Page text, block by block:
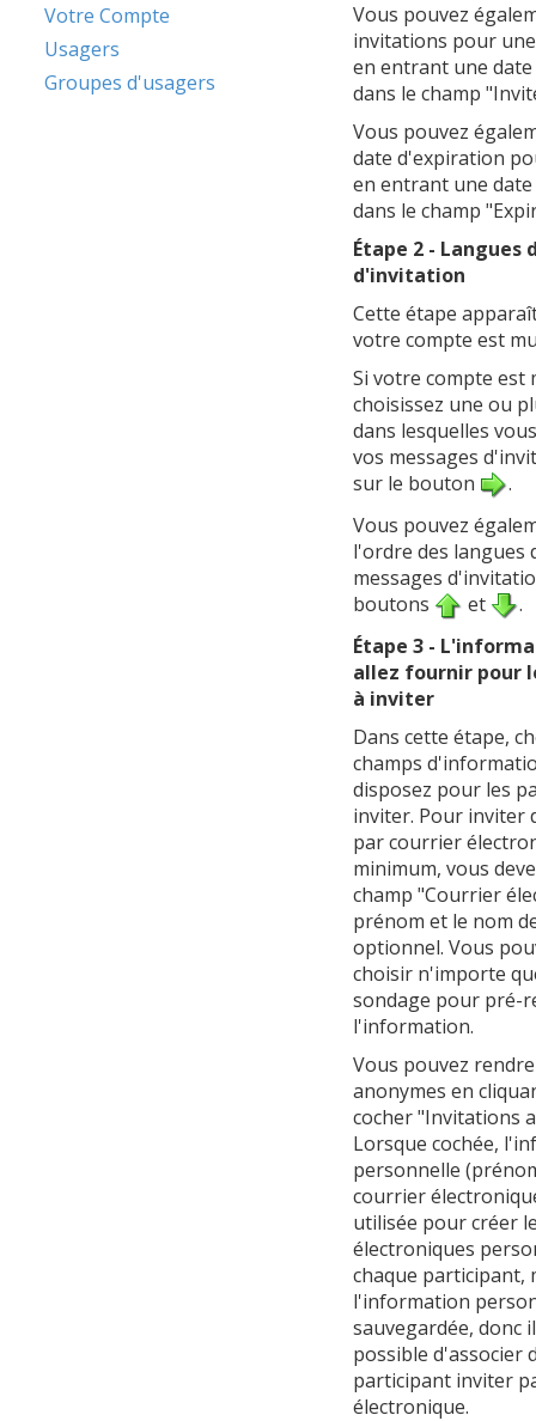
Votre Compte
Usagers
Groupes d'usagers
Vous pouvez
invitations pour
en entrant une
dans le champ
Vous pouvez
date d'expiration
en entrant une
dans le champ
Étape 2 - Langues
d'invitation
Cette étape
votre compte est
Si votre compte est
choisissez une ou
dans lesquelles
vos messages
sur le bouton
.
Vous pouvez
l'ordre des langues
messages
boutons
et
.
Étape 3 -
allez fournir pour
à inviter
Dans cette étape,
champs
disposez pour les
inviter. Pour inviter
par courrier
minimum, vous
champ "Courrier
prénom et le nom
optionnel. Vous
choisir n'importe
sondage pour pré-
l'information.
Vous pouvez
anonymes en
cocher "Invitations
Lorsque cochée,
personnelle
courrier
utilisée pour créer
électroniques
chaque participant,
l'information
sauvegardée, donc
possible d'associer
participant inviter
électronique.